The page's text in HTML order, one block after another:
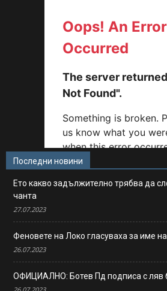
Последни новини
Ето какво задължително трябва да
чанта
27.07.2023
Феновете на Локо гласуваха за име на
26.07.2023
ОФИЦИАЛНО: Ботев Пд подписа с ляв